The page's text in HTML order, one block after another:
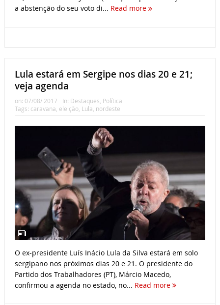
a abstenção do seu voto di... Read more
Lula estará em Sergipe nos dias 20 e 21;
veja agenda
on: 07/08/ 2017 In: Destaques Política
Tags: caravana eleição, Lula nordeste
O ex-presidente Luís Inácio Lula da Silva estará em solo
sergipano nos próximos dias 20 e 21. O presidente do
Partido dos Trabalhadores (PT), Márcio Macedo,
confirmou a agenda no estado, no... Read more